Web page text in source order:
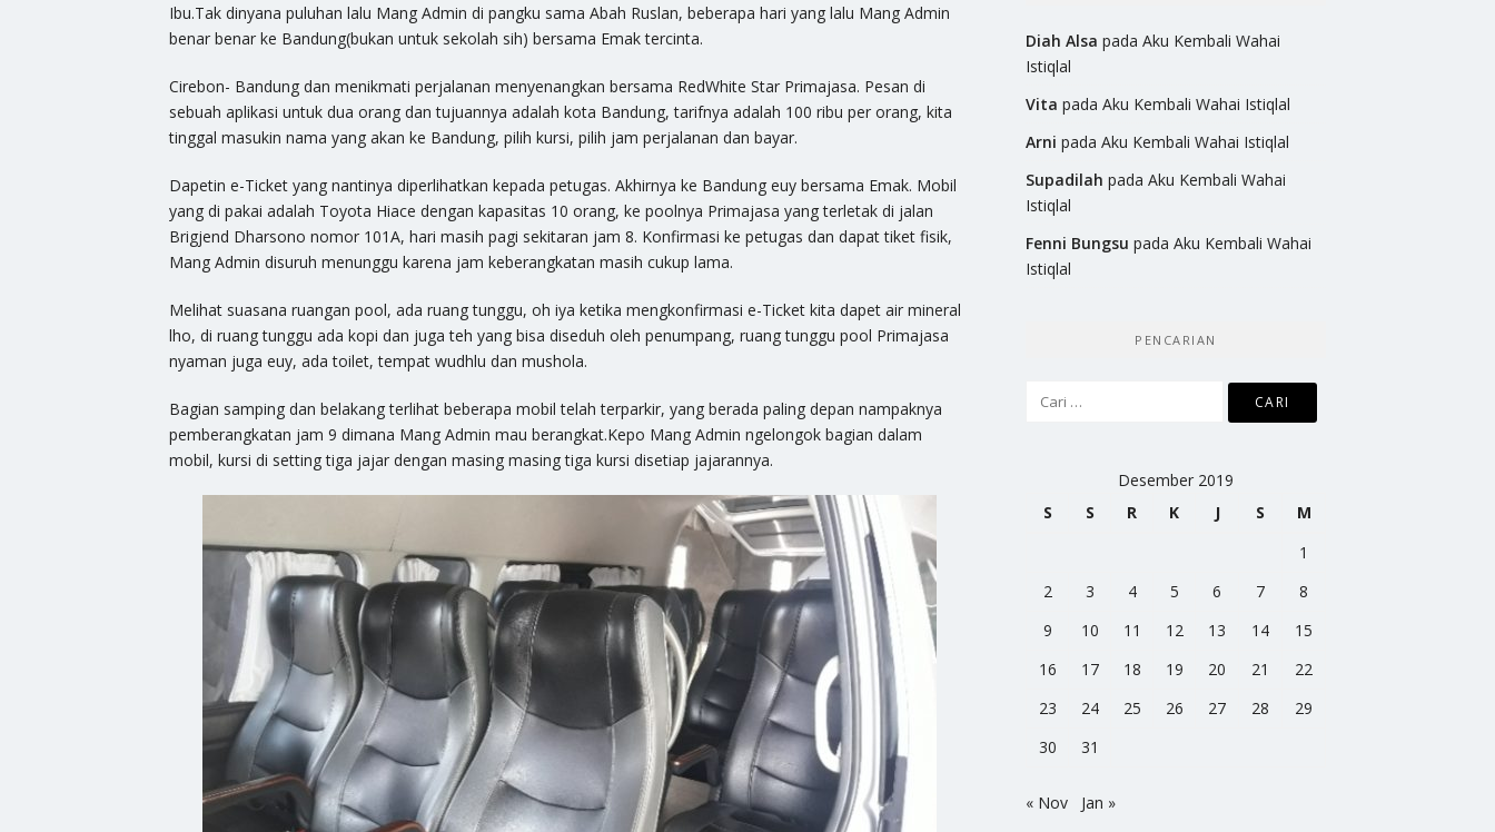
Ibu.Tak dinyana puluhan lalu Mang Admin di pangku sama Abah Ruslan, beberapa hari yang lalu Mang Admin
benar benar ke Bandung(bukan untuk sekolah sih) bersama Emak tercinta.
Cirebon- Bandung dan menikmati perjalanan menyenangkan bersama RedWhite Star Primajasa. Pesan di
sebuah aplikasi untuk dua orang dan tujuannya adalah kota Bandung, tarifnya adalah 100 ribu per orang, kita
tinggal masukin nama yang akan ke Bandung, pilih kursi, pilih jam perjalanan dan bayar.
Dapetin e-Ticket yang nantinya diperlihatkan kepada petugas. Akhirnya ke Bandung euy bersama Emak. Mobil
yang di pakai adalah Toyota Hiace dengan kapasitas 10 orang, ke poolnya Primajasa yang terletak di jalan
Brigjend Dharsono nomor 101A, hari masih pagi sekitaran jam 8. Konfirmasi ke petugas dan dapat tiket fisik,
Mang Admin disuruh menunggu karena jam keberangkatan masih cukup lama.
Melihat suasana ruangan pool, ada ruang tunggu, oh iya ketika mengkonfirmasi e-Ticket kita dapet air mineral
lho, di ruang tunggu ada kopi dan juga teh yang bisa diseduh oleh penumpang, ruang tunggu pool Primajasa
nyaman juga euy, ada toilet, tempat wudhlu dan mushola.
Bagian samping dan belakang terlihat beberapa mobil telah terparkir, yang berada paling depan nampaknya
pemberangkatan jam 9 dimana Mang Admin mau berangkat.Kepo Mang Admin ngelongok bagian dalam
mobil, kursi di setting tiga jajar dengan masing masing tiga kursi disetiap jajarannya.
Diah Alsa pada Aku Kembali Wahai
Istiqlal
Vita pada Aku Kembali Wahai Istiqlal
Arni pada Aku Kembali Wahai Istiqlal
Supadilah pada Aku Kembali Wahai
Istiqlal
Fenni Bungsu pada Aku Kembali Wahai
Istiqlal
PENCARIAN
Cari
Desember 2019
S
S R K J S
M
1
2
3 4 5 6 7
8
9
10 11 12 13 14
15
16
17 18 19 20 21
22
23
24 25 26 27 28
29
30
31
« Nov Jan »